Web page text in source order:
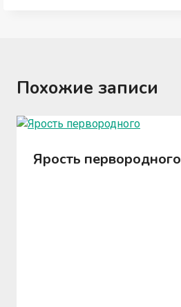
Похожие записи
Ярость первородного